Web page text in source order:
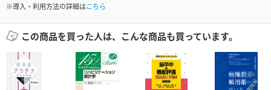
※導入・利用方法の詳細はこちら
この商品を買った人は、こんな商品も買っています。